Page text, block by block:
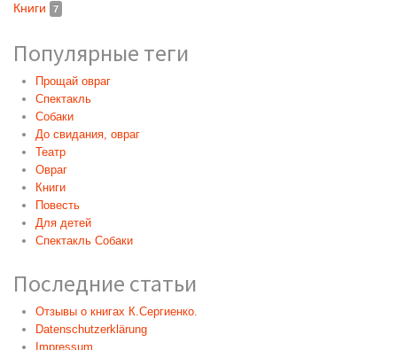
Книги 7
Популярные теги
Прощай овраг
Спектакль
Собаки
До свидания, овраг
Театр
Овраг
Книги
Повесть
Для детей
Спектакль Собаки
Последние статьи
Отзывы о книгах К.Сергиенко.
Datenschutzerklärung
Impressum